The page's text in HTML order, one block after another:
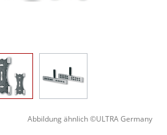
Abbildung ähnlich ©ULTRA Germany